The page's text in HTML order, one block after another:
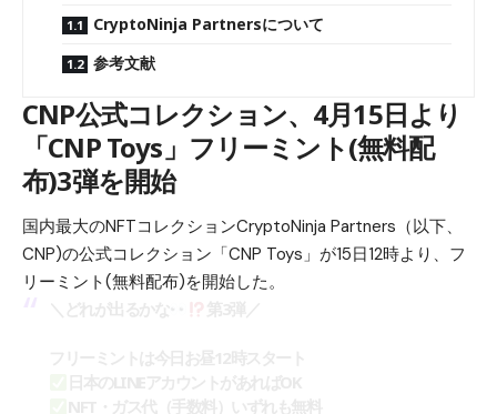
CryptoNinja Partnersについて
参考文献
CNP公式コレクション、4月15日より
「CNP Toys」フリーミント(無料配
布)3弾を開始
国内最大のNFTコレクションCryptoNinja Partners（以下、
CNP)の公式コレクション「CNP Toys」が15日12時より、フ
リーミント(無料配布)を開始した。